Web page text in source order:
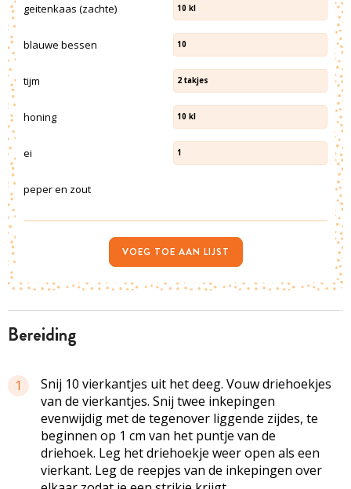
bereiding
1
Snij 10 vierkantjes uit het deeg. Vouw driehoekjes
van de vierkantjes. Snij twee inkepingen
evenwijdig met de tegenover liggende zijdes, te
beginnen op 1 cm van het puntje van de
driehoek. Leg het driehoekje weer open als een
vierkant. Leg de reepjes van de inkepingen over
geitenkaas (zachte) 10 kl
blauwe bessen 10
tijm 2 takjes
honing 10 kl
ei 1
peper en zout
VOEG TOE AAN LIJST